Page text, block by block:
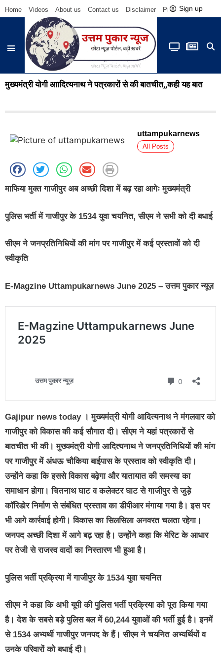
Home Videos About us Contact us Disclaimer Privacy Policy
Sign up
मुख्यमंत्री योगी आादित्यनाथ ने पत्रकारों से की बातचीत,,कही यह बात
uttampukarnews
All Posts
माफिया मुक्त गाजीपुर अब अच्छी दिशा में बढ़ रहा आगेः मुख्यमंत्री
पुलिस भर्ती में गाजीपुर के 1534 युवा चयनित, सीएम ने सभी को दी बधाई
सीएम ने जनप्रतिनिधियों की मांग पर गाजीपुर में कई प्रस्तावों को दी
स्वीकृति
E-Magzine Uttampukarnews June 2025 – उत्तम पुकार न्यूज़
Gajipur news today। मुख्यमंत्री योगी आदित्यनाथ ने मंगलवार को
गाजीपुर को विकास की कई सौगात दी। सीएम ने यहां पत्रकारों से
बातचीत भी की। मुख्यमंत्री योगी आदित्यनाथ ने जनप्रतिनिधियों की मांग
पर गाजीपुर में अंधऊ चौकिया बाईपास के प्रस्ताव को स्वीकृति दी।
उन्होंने कहा कि इससे विकास बढ़ेगा और यातायात की समस्या का
समाधान होगा। चितनाथ घाट व कलेक्टर घाट से गाजीपुर से जुड़े
कॉरिडोर निर्माण से संबंधित प्रस्ताव का डीपीआर मंगाया गया है। इस पर
भी आगे कार्रवाई होगी। विकास का सिलसिला अनवरत चलता रहेगा।
जनपद अच्छी दिशा में आगे बढ़ रहा है। उन्होंने कहा कि मेरिट के आधार
पर तेजी से राजस्व वादों का निस्तारण भी हुआ है।
पुलिस भर्ती प्रक्रिया में गाजीपुर के 1534 युवा चयनित
सीएम ने कहा कि अभी यूपी की पुलिस भर्ती प्रक्रिया को पूरा किया गया
है। देश के सबसे बड़े पुलिस बल में 60,244 युवाओं की भर्ती हुई है। इनमें
से 1534 अभ्यर्थी गाजीपुर जनपद के हैं। सीएम ने चयनित अभ्यर्थियों व
उनके परिवारों को बधाई दी।